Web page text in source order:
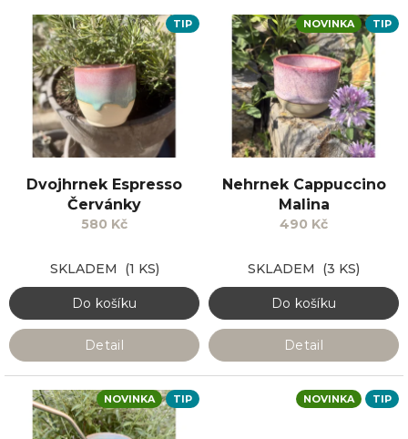
TIP
Dvojhrnek Espresso
Červánky
580 Kč
SKLADEM (1 KS)
Do košíku
Detail
NOVINKA TIP
Nehrnek Cappuccino
Malina
490 Kč
SKLADEM (3 KS)
Do košíku
Detail
NOVINKA TIP NOVINKA TIP